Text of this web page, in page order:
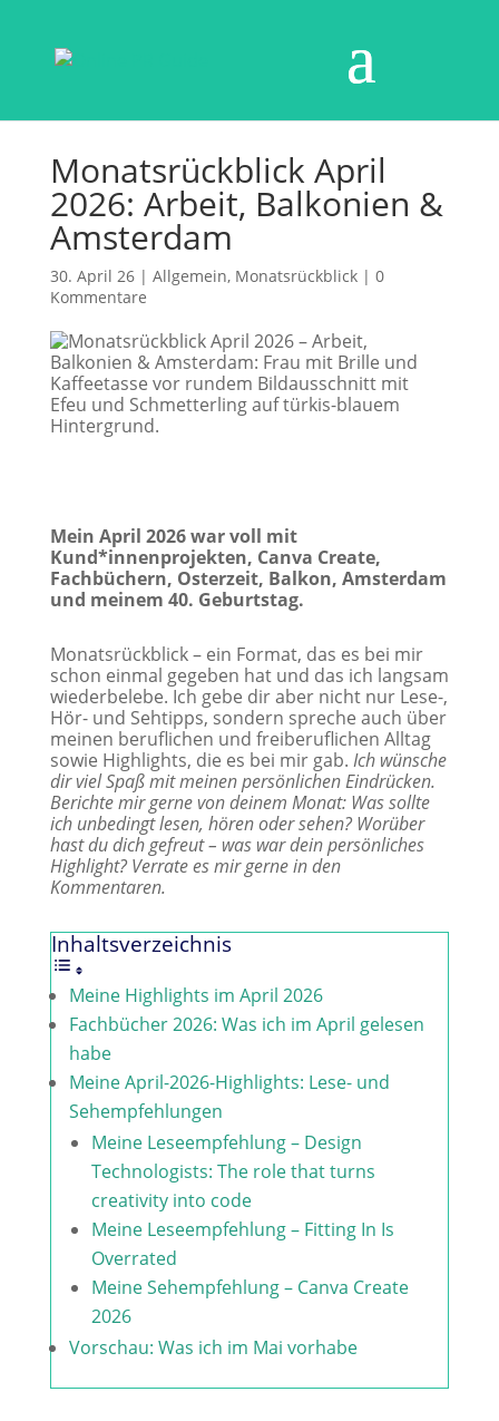
Monatsrückblick April
2026: Arbeit, Balkonien &
Amsterdam
30. April 26| Allgemein, Monatsrückblick| 0
Kommentare
Mein April 2026 war voll mit
Kund*innenprojekten, Canva Create,
Fachbüchern, Osterzeit, Balkon, Amsterdam
und meinem 40. Geburtstag.
​Monatsrückblick – ein Format, das es bei mir
schon einmal gegeben hat und das ich langsam
wiederbelebe. Ich gebe dir aber nicht nur Lese-,
Hör- und Sehtipps, sondern spreche auch über
meinen beruflichen und freiberuflichen Alltag
sowie Highlights, die es bei mir gab. Ich wünsche
dir viel Spaß mit meinen persönlichen Eindrücken.
Berichte mir gerne von deinem Monat: Was sollte
ich unbedingt lesen, hören oder sehen? Worüber
hast du dich gefreut – was war dein persönliches
Highlight? Verrate es mir gerne in den
Kommentaren.
Inhaltsverzeichnis
Meine Highlights im April 2026
Fachbücher 2026: Was ich im April gelesen
habe
Meine April-2026-Highlights: Lese- und
Sehempfehlungen
Meine Leseempfehlung – Design
Technologists: The role that turns
creativity into code
Meine Leseempfehlung – Fitting In Is
Overrated
Meine Sehempfehlung – Canva Create
2026
Vorschau: Was ich im Mai vorhabe